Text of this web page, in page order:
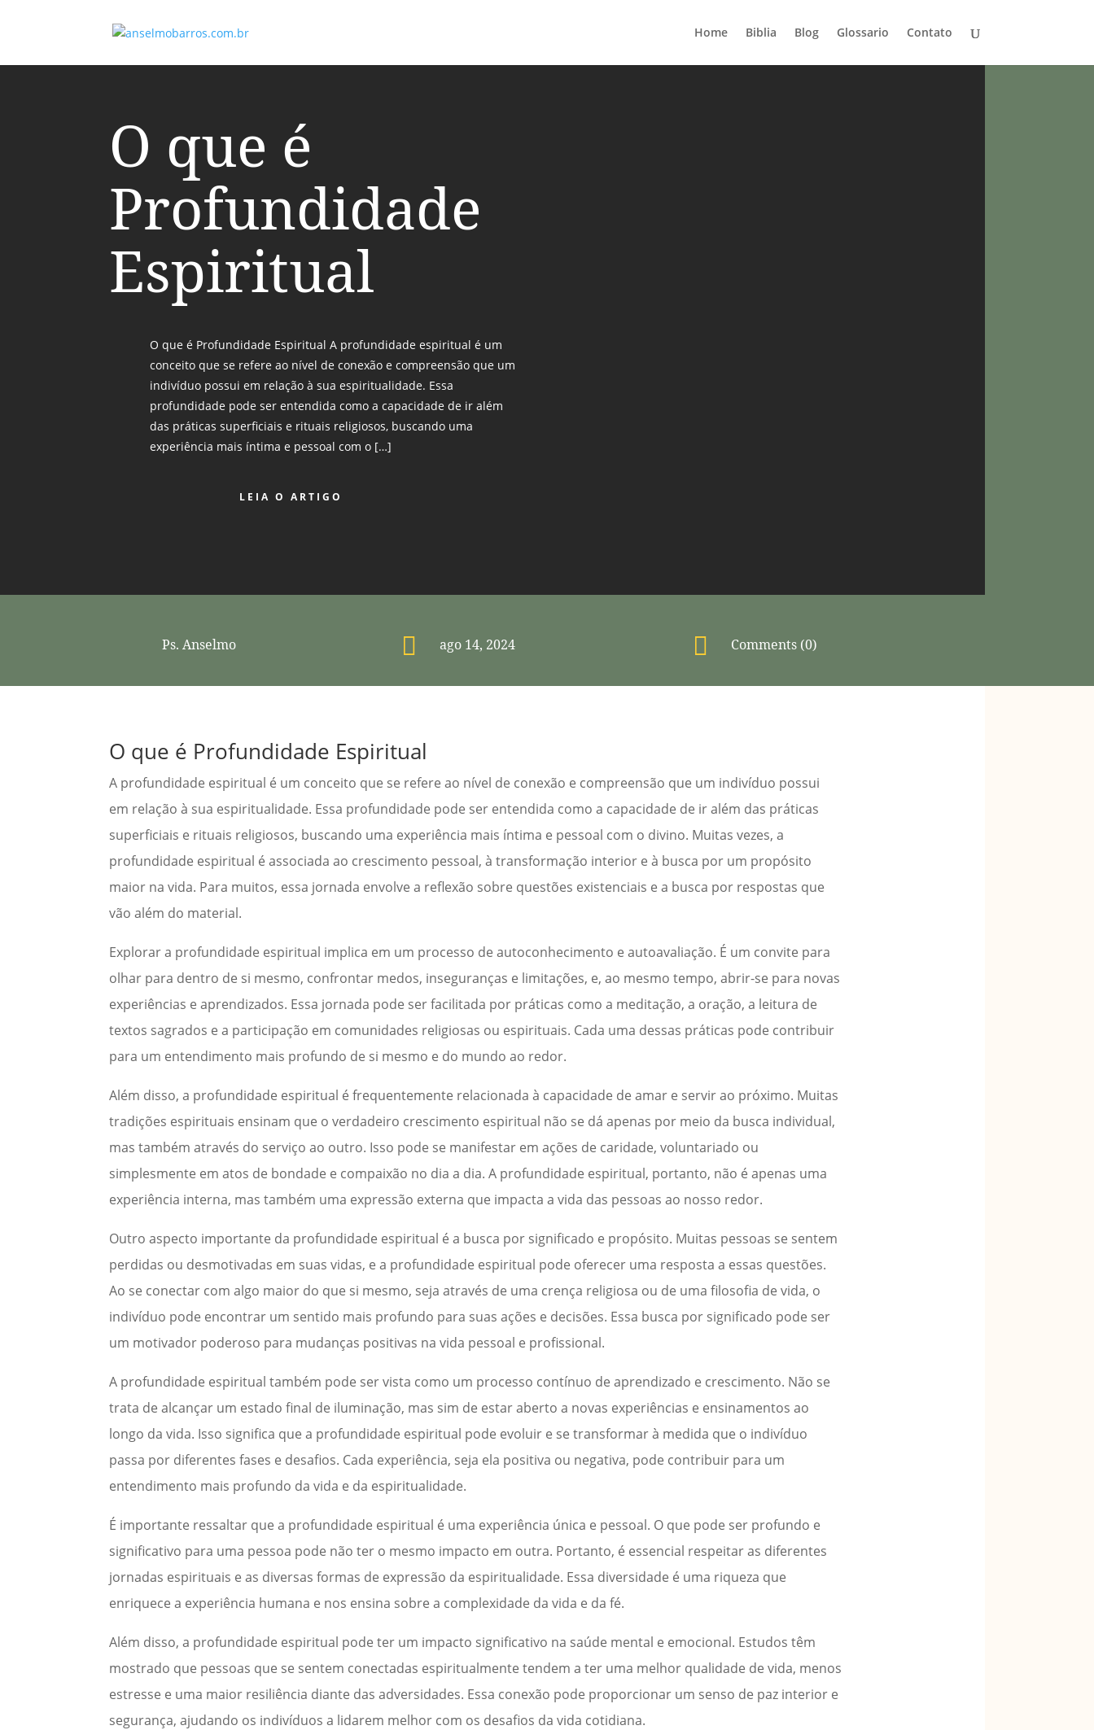
Home Biblia Blog Glossario Contato
O que é
Profundidade
Espiritual
O que é Profundidade Espiritual A profundidade espiritual é um
conceito que se refere ao nível de conexão e compreensão que um
indivíduo possui em relação à sua espiritualidade. Essa
profundidade pode ser entendida como a capacidade de ir além
das práticas superficiais e rituais religiosos, buscando uma
experiência mais íntima e pessoal com o […]
LEIA O ARTIGO
Ps. Anselmo  ago 14, 2024  Comments (0)
O que é Profundidade Espiritual
A profundidade espiritual é um conceito que se refere ao nível de conexão e compreensão que um indivíduo possui
em relação à sua espiritualidade. Essa profundidade pode ser entendida como a capacidade de ir além das práticas
superficiais e rituais religiosos, buscando uma experiência mais íntima e pessoal com o divino. Muitas vezes, a
profundidade espiritual é associada ao crescimento pessoal, à transformação interior e à busca por um propósito
maior na vida. Para muitos, essa jornada envolve a reflexão sobre questões existenciais e a busca por respostas que
vão além do material.
Explorar a profundidade espiritual implica em um processo de autoconhecimento e autoavaliação. É um convite para
olhar para dentro de si mesmo, confrontar medos, inseguranças e limitações, e, ao mesmo tempo, abrir-se para novas
experiências e aprendizados. Essa jornada pode ser facilitada por práticas como a meditação, a oração, a leitura de
textos sagrados e a participação em comunidades religiosas ou espirituais. Cada uma dessas práticas pode contribuir
para um entendimento mais profundo de si mesmo e do mundo ao redor.
Além disso, a profundidade espiritual é frequentemente relacionada à capacidade de amar e servir ao próximo. Muitas
tradições espirituais ensinam que o verdadeiro crescimento espiritual não se dá apenas por meio da busca individual,
mas também através do serviço ao outro. Isso pode se manifestar em ações de caridade, voluntariado ou
simplesmente em atos de bondade e compaixão no dia a dia. A profundidade espiritual, portanto, não é apenas uma
experiência interna, mas também uma expressão externa que impacta a vida das pessoas ao nosso redor.
Outro aspecto importante da profundidade espiritual é a busca por significado e propósito. Muitas pessoas se sentem
perdidas ou desmotivadas em suas vidas, e a profundidade espiritual pode oferecer uma resposta a essas questões.
Ao se conectar com algo maior do que si mesmo, seja através de uma crença religiosa ou de uma filosofia de vida, o
indivíduo pode encontrar um sentido mais profundo para suas ações e decisões. Essa busca por significado pode ser
um motivador poderoso para mudanças positivas na vida pessoal e profissional.
A profundidade espiritual também pode ser vista como um processo contínuo de aprendizado e crescimento. Não se
trata de alcançar um estado final de iluminação, mas sim de estar aberto a novas experiências e ensinamentos ao
longo da vida. Isso significa que a profundidade espiritual pode evoluir e se transformar à medida que o indivíduo
passa por diferentes fases e desafios. Cada experiência, seja ela positiva ou negativa, pode contribuir para um
entendimento mais profundo da vida e da espiritualidade.
É importante ressaltar que a profundidade espiritual é uma experiência única e pessoal. O que pode ser profundo e
significativo para uma pessoa pode não ter o mesmo impacto em outra. Portanto, é essencial respeitar as diferentes
jornadas espirituais e as diversas formas de expressão da espiritualidade. Essa diversidade é uma riqueza que
enriquece a experiência humana e nos ensina sobre a complexidade da vida e da fé.
Além disso, a profundidade espiritual pode ter um impacto significativo na saúde mental e emocional. Estudos têm
mostrado que pessoas que se sentem conectadas espiritualmente tendem a ter uma melhor qualidade de vida, menos
estresse e uma maior resiliência diante das adversidades. Essa conexão pode proporcionar um senso de paz interior e
segurança, ajudando os indivíduos a lidarem melhor com os desafios da vida cotidiana.